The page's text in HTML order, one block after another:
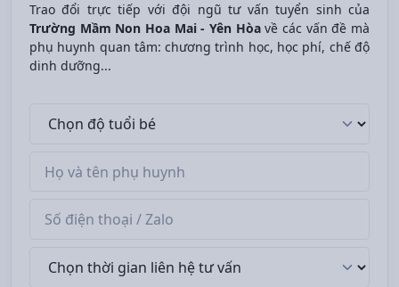
Trao đổi trực tiếp với đội ngũ tư vấn tuyển sinh của
Trường Mầm Non Hoa Mai - Yên Hòavề các vấn đề mà
phụ huynh quan tâm: chương trình học, học phí, chế độ
dinh dưỡng...